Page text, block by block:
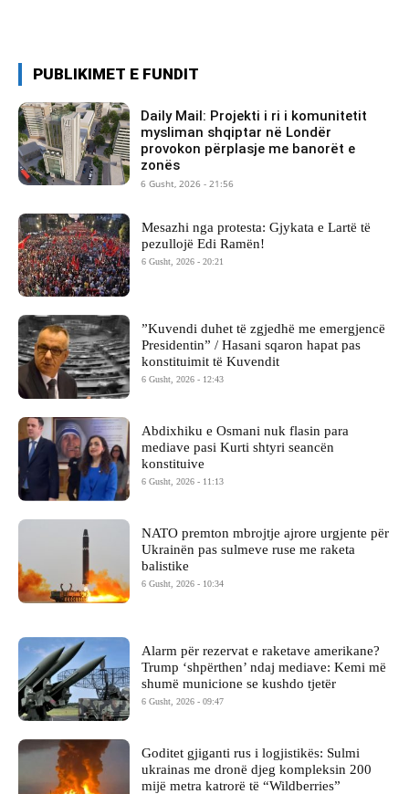
PUBLIKIMET E FUNDIT
Daily Mail: Projekti i ri i komunitetit
mysliman shqiptar në Londër
provokon përplasje me banorët e
zonës
6 Gusht, 2026 - 21:56
Mesazhi nga protesta: Gjykata e Lartë të
pezullojë Edi Ramën!
6 Gusht, 2026 - 20:21
​”Kuvendi duhet të zgjedhë me emergjencë
Presidentin” / Hasani sqaron hapat pas
konstituimit të Kuvendit
6 Gusht, 2026 - 12:43
Abdixhiku e Osmani nuk flasin para
mediave pasi Kurti shtyri seancën
konstituive
6 Gusht, 2026 - 11:13
NATO premton mbrojtje ajrore urgjente për
Ukrainën pas sulmeve ruse me raketa
balistike
6 Gusht, 2026 - 10:34
Alarm për rezervat e raketave amerikane?
Trump ‘shpërthen’ ndaj mediave: Kemi më
shumë municione se kushdo tjetër
6 Gusht, 2026 - 09:47
Goditet gjiganti rus i logjistikës: Sulmi
ukrainas me dronë djeg kompleksin 200
mijë metra katrorë të “Wildberries”